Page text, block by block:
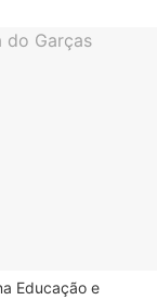
Educação e